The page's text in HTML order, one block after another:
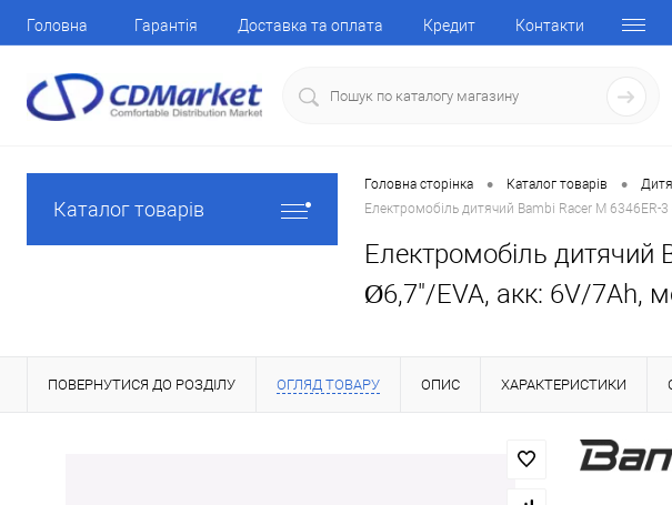
Головна Гарантія Доставка та оплата Кредит Контакти
Каталог товарів
Головна сторінка • Каталог товарів •
Електромобіль дитячий Bambi Racer M 6346ER-
Електромобіль дитячий
Ø6,7"/EVA, акк: 6V/7Ah,
ПОВЕРНУТИСЯ ДО РОЗДІЛУ ОГЛЯД ТОВАРУ ОПИС ХАРАКТЕРИСТИКИ